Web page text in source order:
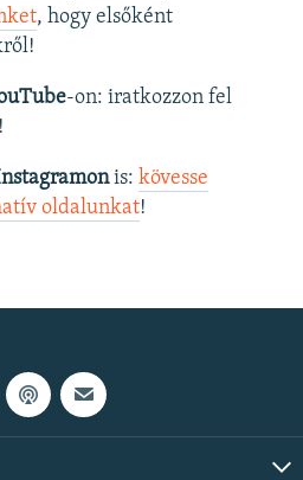
, hogy elsőként
-on: iratkozzon fel
!
is: kövesse
oldalunkat! ​